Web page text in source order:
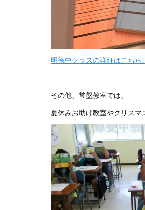
明徳中クラスの詳細はこちら。
その他、常盤教室では、
夏休みお助け教室やクリス